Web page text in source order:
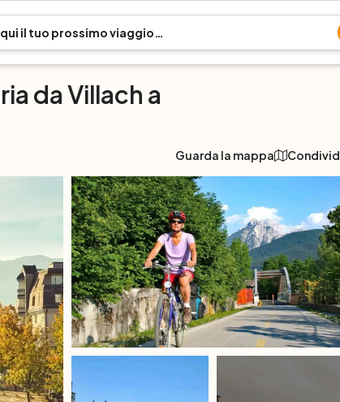
da Villach a
Guarda la mappa